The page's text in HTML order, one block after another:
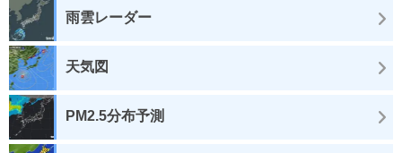
雨雲レーダー
天気図
PM2.5分布予測